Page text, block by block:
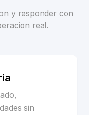
y responder con
real.
sin